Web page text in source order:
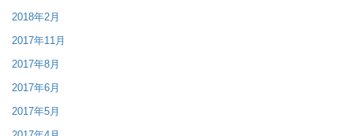
2018年2月
2017年11月
2017年8月
2017年6月
2017年5月